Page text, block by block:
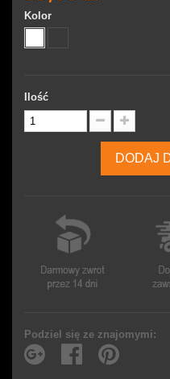
Kolor
Ilość
DODAJ
Podziel się ze znajomymi: